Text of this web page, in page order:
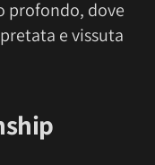
profondo, dove
e vissuta